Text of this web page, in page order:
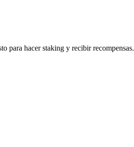
para hacer staking y recibir recompensas.